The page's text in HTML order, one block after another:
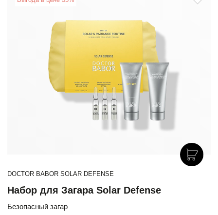
DOCTOR BABOR SOLAR DEFENSE
Набор для Загара Solar Defense
Безопасный загар